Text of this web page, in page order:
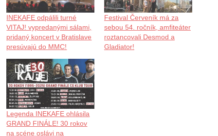
INEKAFE odpálili turné
VITAJ! vypredanými sálami,
pridaný koncert v Bratislave
presúvajú do MMC!
Festival Červeník má za
sebou 54. ročník, amfiteáter
roztancovali Desmod a
Gladiator!
Legenda INEKAFE ohlásila
GRAND FINÁLE! 30 rokov
na scéne oslávi na